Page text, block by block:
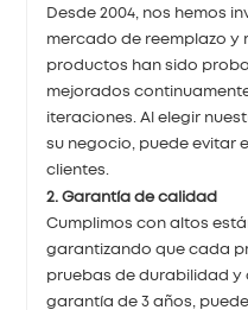
Desde 2004, nos hemos
mercado de reemplazo y
productos han sido
mejorados
iteraciones. Al elegir
su negocio, puede evitar
clientes.
2. Garantía de calidad
Cumplimos con altos
garantizando que cada
pruebas de durabilidad y
garantía de 3 años,